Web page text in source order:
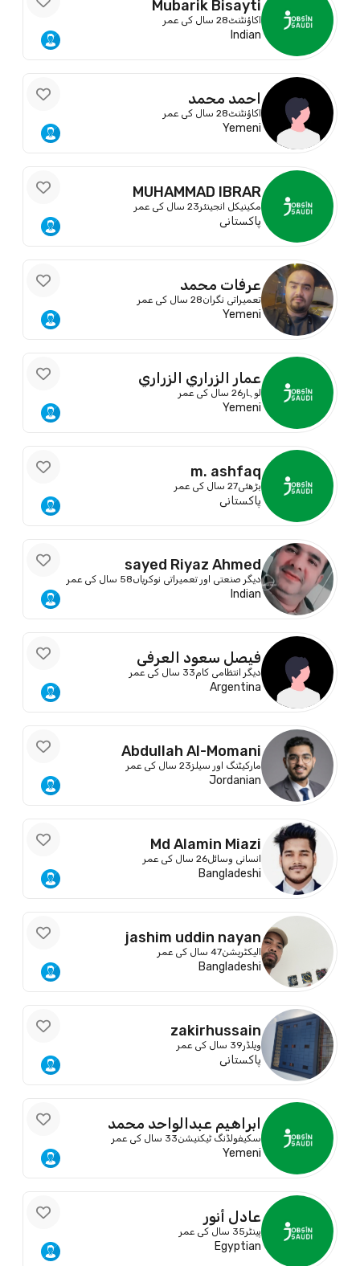
Mubarik Bisayti
اکاؤنٹنٹ28 سال کی عمر
Indian
احمد محمد
اکاؤنٹنٹ28 سال کی عمر
Yemeni
MUHAMMAD IBRAR
مکینیکل انجینئر23 سال کی عمر
پاکستانی
عرفات محمد
تعمیراتی نگران28 سال کی عمر
Yemeni
عمار الزراري الزراري
لوہار26 سال کی عمر
Yemeni
m. ashfaq
بڑھئی27 سال کی عمر
پاکستانی
sayed Riyaz Ahmed
دیگر صنعتی اور تعمیراتی نوکریاں58 سال کی عمر
Indian
فيصل سعود العرفي
دیگر انتظامی کام33 سال کی عمر
Argentina
Abdullah Al-Momani
مارکیٹنگ اور سیلز23 سال کی عمر
Jordanian
Md Alamin Miazi
انسانی وسائل26 سال کی عمر
Bangladeshi
jashim uddin nayan
الیکٹریشن47 سال کی عمر
Bangladeshi
zakirhussain
ویلڈر39 سال کی عمر
پاکستانی
ابراهيم عبدالواحد محمد
مسعود
سکیفولڈنگ ٹیکنیشن33 سال کی عمر
Yemeni
عادل أنور
پینٹر35 سال کی عمر
Egyptian